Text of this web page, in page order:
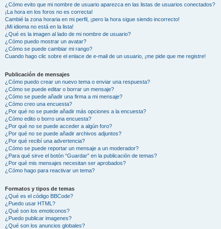
¿Cómo evito que mi nombre de usuario aparezca en las listas de usuarios conectados?
¡La hora en los foros no es correcta!
Cambié la zona horaria en mi perfil, ¡pero la hora sigue siendo incorrecto!
¡Mi idioma no está en la lista!
¿Qué es la imagen al lado de mi nombre de usuario?
¿Cómo puedo mostrar un avatar?
¿Cómo se puede cambiar mi rango?
Cuando hago clic sobre el enlace de e-mail de un usuario, ¡me pide que me registre!
Publicación de mensajes
¿Cómo puedo crear un nuevo tema o enviar una respuesta?
¿Cómo se puede editar o borrar un mensaje?
¿Cómo se puede añadir una firma a mi mensaje?
¿Cómo creo una encuesta?
¿Por qué no se puede añadir más opciones a la encuesta?
¿Cómo edito o borro una encuesta?
¿Por qué no se puede acceder a algún foro?
¿Por qué no se puede añadir archivos adjuntos?
¿Por qué recibí una advertencia?
¿Cómo se puede reportar un mensaje a un moderador?
¿Para qué sirve el botón “Guardar” en la publicación de temas?
¿Por qué mis mensajes necesitan ser aprobados?
¿Cómo hago para reactivar un tema?
Formatos y tipos de temas
¿Qué es el código BBCode?
¿Puedo usar HTML?
¿Qué son los emoticonos?
¿Puedo publicar imagenes?
¿Qué son los anuncios globales?